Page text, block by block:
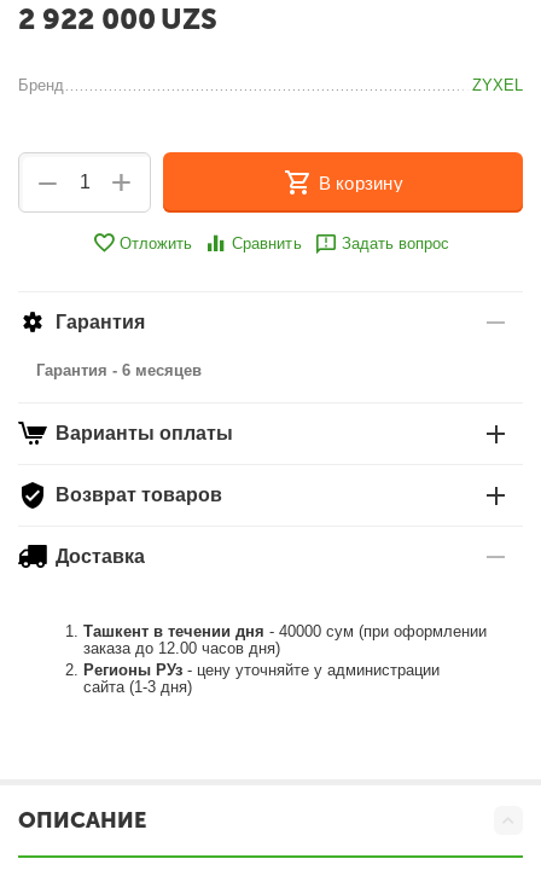
2 922 000 UZS
Бренд ZYXEL
+
− В корзину
Отложить Сравнить Задать вопрос
Гарантия
Гарантия - 6 месяцев
Варианты оплаты
Возврат товаров
Доставка
Ташкент в течении дня - 40000 сум (при оформлении
заказа до 12.00 часов дня)
Регионы РУз - цену уточняйте у администрации
сайта (1-3 дня)
ОПИСАНИЕ